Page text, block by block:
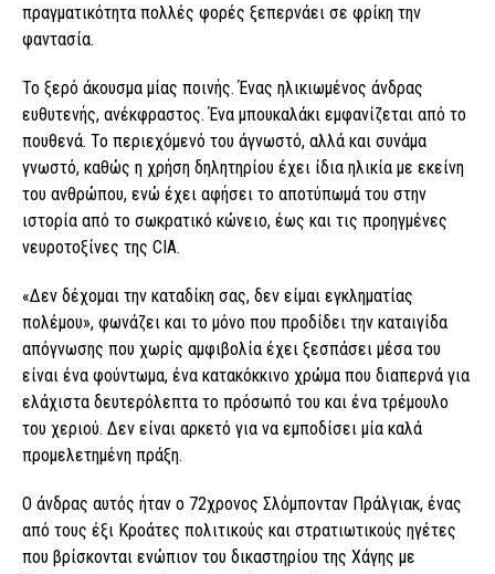
πραγματικότητα πολλές φορές ξεπερνάει σε φρίκη την
φαντασία.
Το ξερό άκουσμα μίας ποινής. Ένας ηλικιωμένος άνδρας
ευθυτενής, ανέκφραστος. Ένα μπουκαλάκι εμφανίζεται από το
πουθενά. Το περιεχόμενό του άγνωστό, αλλά και συνάμα
γνωστό, καθώς η χρήση δηλητηρίου έχει ίδια ηλικία με εκείνη
του ανθρώπου, ενώ έχει αφήσει το αποτύπωμά του στην
ιστορία από το σωκρατικό κώνειο, έως και τις προηγμένες
νευροτοξίνες της CIA.
«Δεν δέχομαι την καταδίκη σας, δεν είμαι εγκληματίας
πολέμου», φωνάζει και το μόνο που προδίδει την καταιγίδα
απόγνωσης που χωρίς αμφιβολία έχει ξεσπάσει μέσα του
είναι ένα φούντωμα, ένα κατακόκκινο χρώμα που διαπερνά για
ελάχιστα δευτερόλεπτα το πρόσωπό του και ένα τρέμουλο
του χεριού. Δεν είναι αρκετό για να εμποδίσει μία καλά
προμελετημένη πράξη.
Ο άνδρας αυτός ήταν ο 72χρονος Σλόμπονταν Πράλγιακ, ένας
από τους έξι Κροάτες πολιτικούς και στρατιωτικούς ηγέτες
που βρίσκονται ενώπιον του δικαστηρίου της Χάγης με